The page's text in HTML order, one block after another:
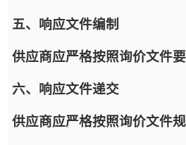
五、响应文件编制
供应商应严格按照询价文件
六、响应文件递交
供应商应严格按照询价文件